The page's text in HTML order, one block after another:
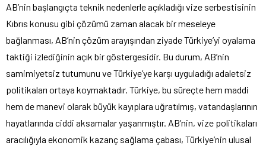
AB’nin başlangıçta teknik nedenlerle açıkladığı vize serbestisinin
Kıbrıs konusu gibi çözümü zaman alacak bir meseleye
bağlanması, AB’nin çözüm arayışından ziyade Türkiye’yi oyalama
taktiği izlediğinin açık bir göstergesidir. Bu durum, AB’nin
samimiyetsiz tutumunu ve Türkiye’ye karşı uyguladığı adaletsiz
politikaları ortaya koymaktadır. Türkiye, bu süreçte hem maddi
hem de manevi olarak büyük kayıplara uğratılmış, vatandaşlarının
hayatlarında ciddi aksamalar yaşanmıştır. AB’nin, vize politikaları
aracılığıyla ekonomik kazanç sağlama çabası, Türkiye’nin ulusal